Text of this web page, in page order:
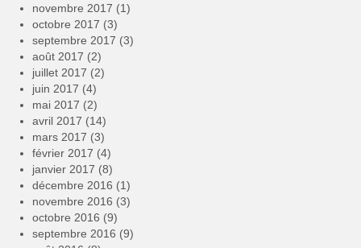
novembre 2017 (1)
octobre 2017 (3)
septembre 2017 (3)
août 2017 (2)
juillet 2017 (2)
juin 2017 (4)
mai 2017 (2)
avril 2017 (14)
mars 2017 (3)
février 2017 (4)
janvier 2017 (8)
décembre 2016 (1)
novembre 2016 (3)
octobre 2016 (9)
septembre 2016 (9)